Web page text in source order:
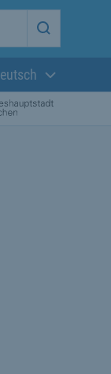
Suche
Aktuelle